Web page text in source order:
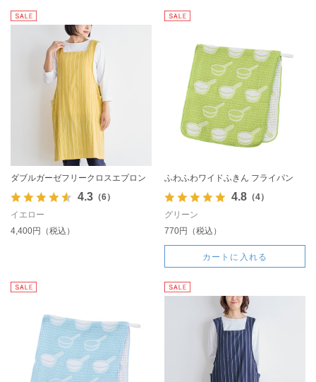
ダブルガーゼフリークロスエプロン
4.3（6）
イエロー
4,400円（税込）
ふわふわワイドふきん フライパン
4.8（4）
グリーン
770円（税込）
カートに入れる